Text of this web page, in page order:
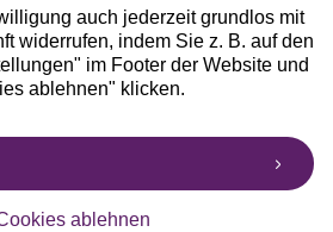
auch jederzeit grundlos mit
widerrufen, indem Sie z. B. auf den
im Footer der Website und
ablehnen" klicken.
ablehnen